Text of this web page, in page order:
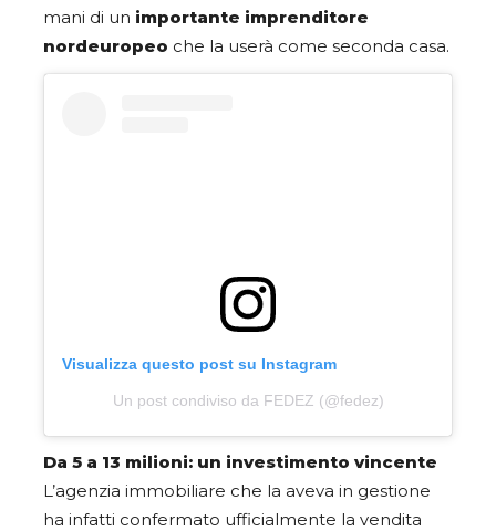
mani di un importante imprenditore
nordeuropeo che la userà come seconda casa.
Visualizza questo post su Instagram
Un post condiviso da FEDEZ (@fedez)
Da 5 a 13 milioni: un investimento vincente
L’agenzia immobiliare che la aveva in gestione
ha infatti confermato ufficialmente la vendita